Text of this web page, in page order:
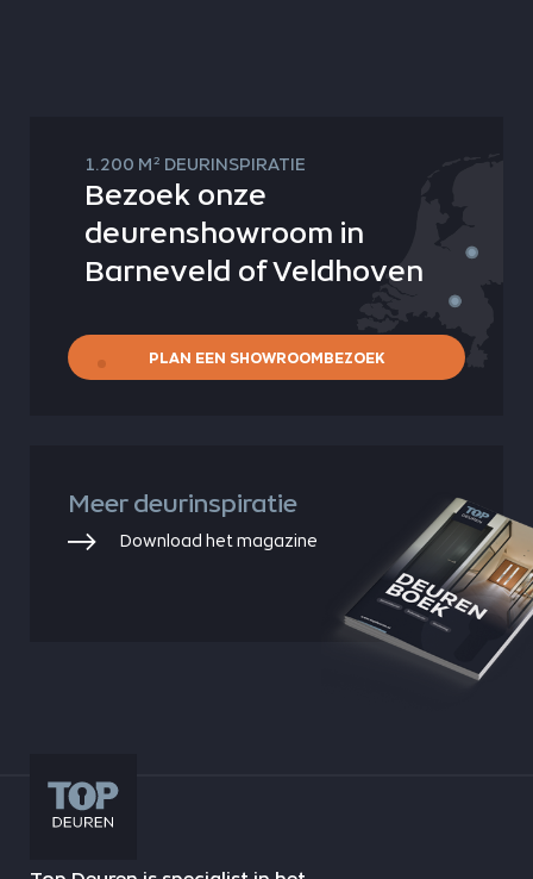
Meer deurinspiratie
Download het magazine
1.200 M2 DEURINSPIRATIE
Bezoek onze
deurenshowroom in
Barneveld of Veldhoven
PLAN EEN SHOWROOMBEZOEK